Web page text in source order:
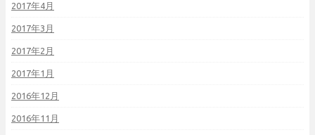
2017年4月
2017年3月
2017年2月
2017年1月
2016年12月
2016年11月